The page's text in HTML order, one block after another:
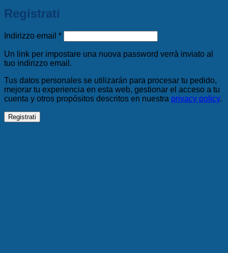
Registrati
Indirizzo email *Richiesto
Un link per impostare una nuova password verrà inviato al
tuo indirizzo email.
Tus datos personales se utilizarán para procesar tu pedido,
mejorar tu experiencia en esta web, gestionar el acceso a tu
cuenta y otros propósitos descritos en nuestra privacy policy.
Registrati